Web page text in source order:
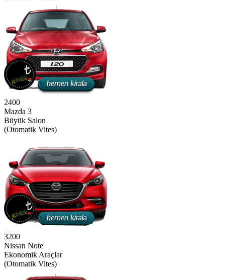
2400
Mazda 3
Büyük Salon
(Otomatik Vites)
3200
Nissan Note
Ekonomik Araçlar
(Otomatik Vites)